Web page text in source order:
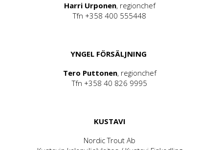
Harri Urponen, regionchef
Tfn +358 400 555448
YNGEL FÖRSÄLJNING
Tero Puttonen, regionchef
Tfn +358 40 826 9995
KUSTAVI
Nordic Trout Ab